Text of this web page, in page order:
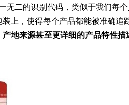
二的识别代码，类似于我们每个
上，使得每个产品都能被准确追
地来源甚至更详细的产品特性